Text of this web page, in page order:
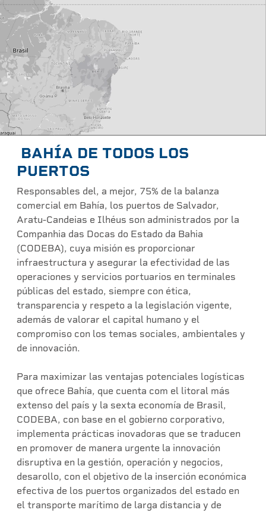
BAHÍA DE TODOS LOS
PUERTOS
Responsables del, a mejor, 75% de la balanza
comercial em Bahía, los puertos de Salvador,
Aratu-Candeias e Ilhéus son administrados por la
Companhia das Docas do Estado da Bahia
(CODEBA), cuya misión es proporcionar
infraestructura y asegurar la efectividad de las
operaciones y servicios portuarios en terminales
públicas del estado, siempre con ética,
transparencia y respeto a la legislación vigente,
además de valorar el capital humano y el
compromiso con los temas sociales, ambientales y
de innovación.
Para maximizar las ventajas potenciales logísticas
que ofrece Bahía, que cuenta com el litoral más
extenso del país y la sexta economía de Brasil,
CODEBA, con base en el gobierno corporativo,
implementa prácticas inovadoras que se traducen
en promover de manera urgente la innovación
disruptiva en la gestión, operación y negocios,
desarollo, con el objetivo de la inserción económica
efectiva de los puertos organizados del estado en
el transporte marítimo de larga distancia y de